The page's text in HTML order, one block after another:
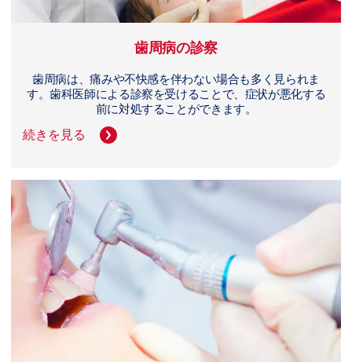
歯周病の診察
歯周病は、痛みや不快感を伴わない場合も多く見られま
す。歯科医師による診察を受けることで、症状が悪化する
前に対処することができます。
続きを見る